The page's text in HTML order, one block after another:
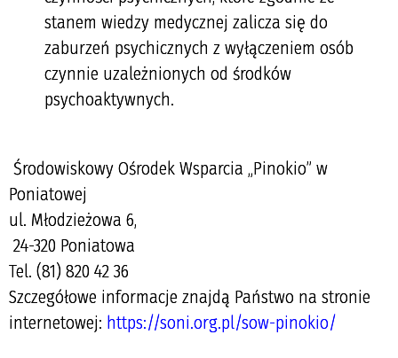
stanem wiedzy medycznej zalicza się do
zaburzeń psychicznych z wyłączeniem osób
czynnie uzależnionych od środków
psychoaktywnych.
Środowiskowy Ośrodek Wsparcia „Pinokio” w
Poniatowej
ul. Młodzieżowa 6,
24-320 Poniatowa
Tel. (81) 820 42 36
Szczegółowe informacje znajdą Państwo na stronie
internetowej: https://soni.org.pl/sow-pinokio/